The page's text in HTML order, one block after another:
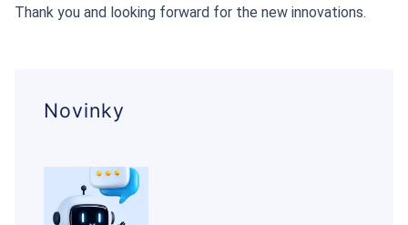
Thank you and looking forward for the new innovations.
Novinky